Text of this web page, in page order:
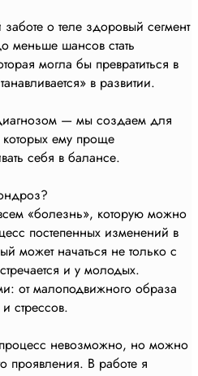
о теле здоровый сегмент
меньше шансов стать
могла бы превратиться в
в развитии.
— мы создаем для
которых ему проще
себя в балансе.
«болезнь», которую можно
постепенных изменений в
может начаться не только с
и у молодых.
от малоподвижного образа
стрессов.
процесс невозможно, но можно
проявления. В работе я